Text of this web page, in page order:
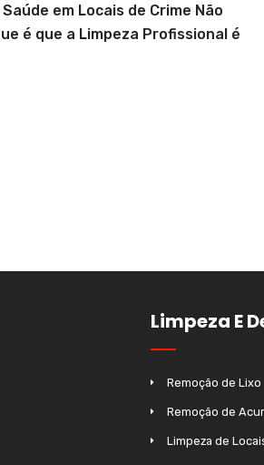
em Locais de Crime Não
é que a Limpeza Profissional é
Limpeza E
Remoção de Lixo
Remoção de
Limpeza de